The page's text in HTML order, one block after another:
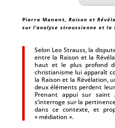
Pierre Manent, Raison et
sur l’analyse straussienne et la
Selon Leo Strauss, la
entre la Raison et la
haut et le plus profond
christianisme lui apparaît
la Raison et la Révélation,
deux éléments perdent
Prenant appui sur saint
s’interroge sur la
dans ce contexte, et
« médiation ».